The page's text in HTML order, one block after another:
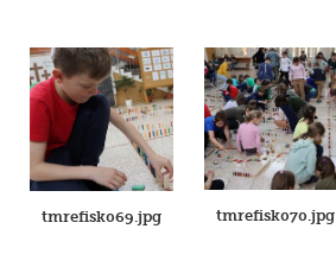
tmrefisk069.jpg tmrefisk070.jpg